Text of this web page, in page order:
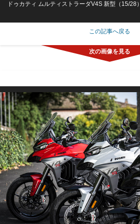
ドゥカティ ムルティストラーダV4S 新型（15/28）
この記事へ戻る